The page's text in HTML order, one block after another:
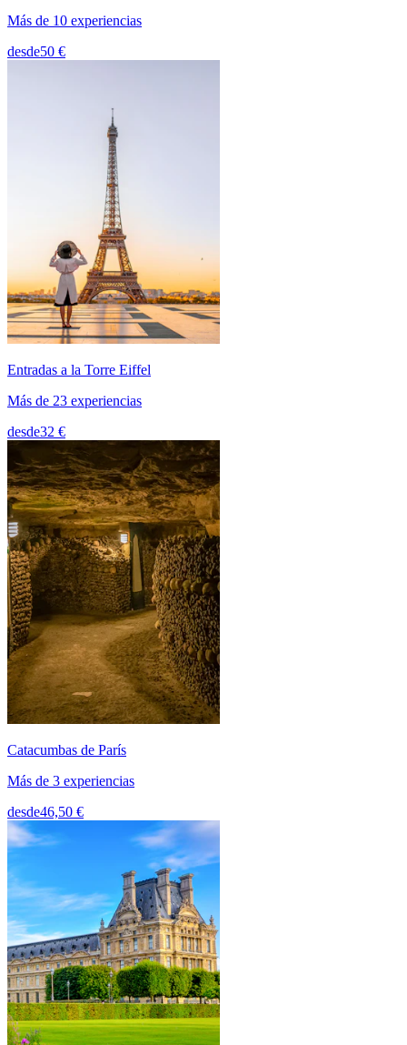
Más de 10 experiencias
desde50 €
Entradas a la Torre Eiffel
Más de 23 experiencias
desde32 €
Catacumbas de París
Más de 3 experiencias
desde46,50 €